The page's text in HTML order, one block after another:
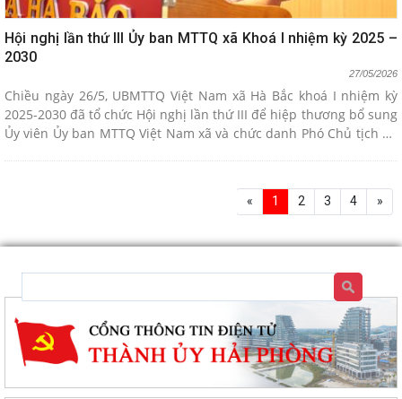
Hội nghị lần thứ III Ủy ban MTTQ xã Khoá I nhiệm kỳ 2025 –
2030
27/05/2026
Chiều ngày 26/5, UBMTTQ Việt Nam xã Hà Bắc khoá I nhiệm kỳ
2025-2030 đã tổ chức Hội nghị lần thứ III để hiệp thương bổ sung
Ủy viên Ủy ban MTTQ Việt Nam xã và chức danh Phó Chủ tịch Ủy
Việt Nam thành phố phụ trách công tác Mặt trận xã Hà Bắc, đồng
chí Phạm Văn Chung- Phó Bí thư Thường trực Đảng ủy.
« 1 2 3 4 »